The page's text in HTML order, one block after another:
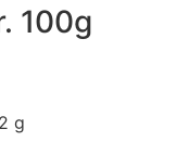
100g
g